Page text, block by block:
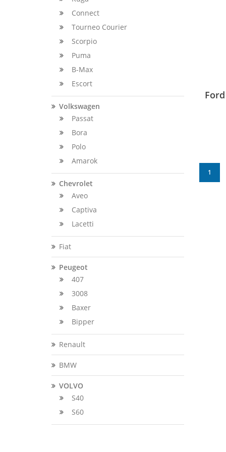
Connect
Tourneo Courier
Scorpio
Puma
B-Max
Escort
Volkswagen
Passat
Bora
Polo
Amarok
Chevrolet
Aveo
Captiva
Lacetti
Fiat
Peugeot
407
3008
Baxer
Bipper
Renault
BMW
VOLVO
S40
S60
1